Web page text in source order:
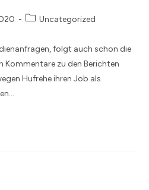
Uncategorized
folgt auch schon die
Kommentare zu den Berichten
Hufrehe ihren Job als